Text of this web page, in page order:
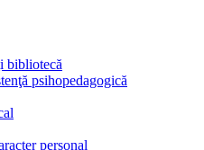
bibliotecă
psihopedagogică
personal